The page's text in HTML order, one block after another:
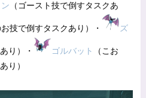
（ゴースト技で倒すタスクあ
お技で倒すタスクあり）・ ズ
り）・ ゴルバット
（こお
り）